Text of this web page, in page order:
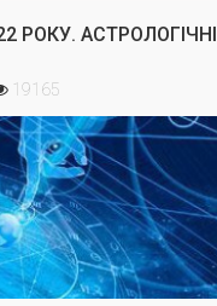
РОКУ. АСТРОЛОГІЧНІ
19165